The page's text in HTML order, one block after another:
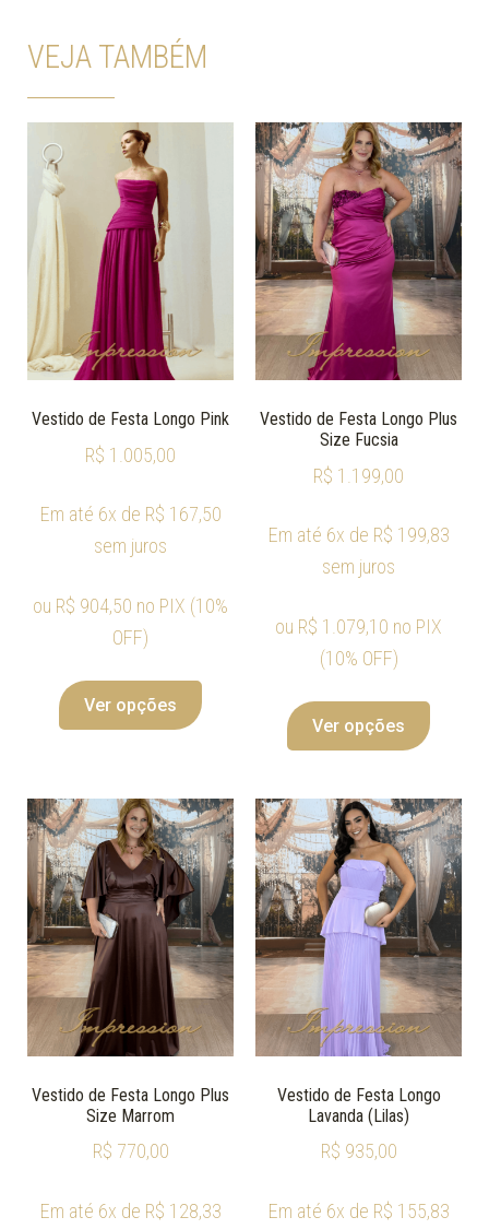
VEJA TAMBÉM
Vestido de Festa Longo Pink
R$ 1.005,00
Em até 6x de R$ 167,50
sem juros
ou R$ 904,50 no PIX (10%
OFF)
Ver opções
Vestido de Festa Longo Plus
Size Fucsia
R$ 1.199,00
Em até 6x de R$ 199,83
sem juros
ou R$ 1.079,10 no PIX
(10% OFF)
Ver opções
Vestido de Festa Longo Plus
Size Marrom
R$ 770,00
Em até 6x de R$ 128,33
Vestido de Festa Longo
Lavanda (Lilas)
R$ 935,00
Em até 6x de R$ 155,83